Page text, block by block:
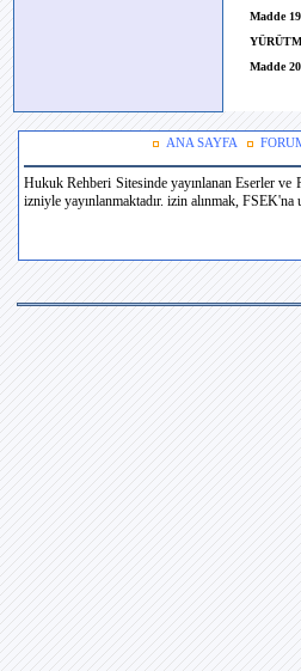
Madde
Madde
ANA SAYFA
Hukuk Rehberi Sitesinde yayınlanan Eserler ve
izniyle yayınlanmaktadır. izin alınmak, FSEK'na